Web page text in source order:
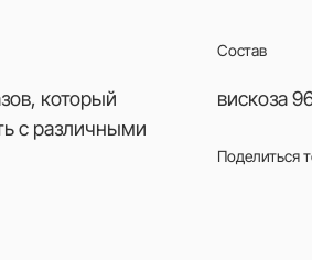
который
с различными
Состав
вискоза
Поделиться